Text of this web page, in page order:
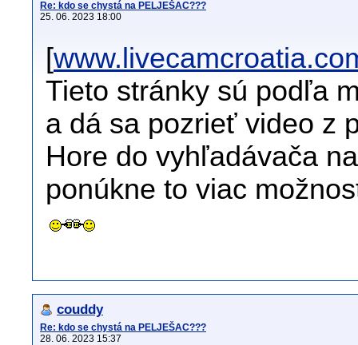
Re: kdo se chystá na PELJEŠAC???
25. 06. 2023 18:00
[
Tieto stránky sú podľa
a dá sa pozrieť video z
Hore do vyhľadávača
ponúkne to viac
couddy
Re: kdo se chystá na PELJEŠAC???
28. 06. 2023 15:37